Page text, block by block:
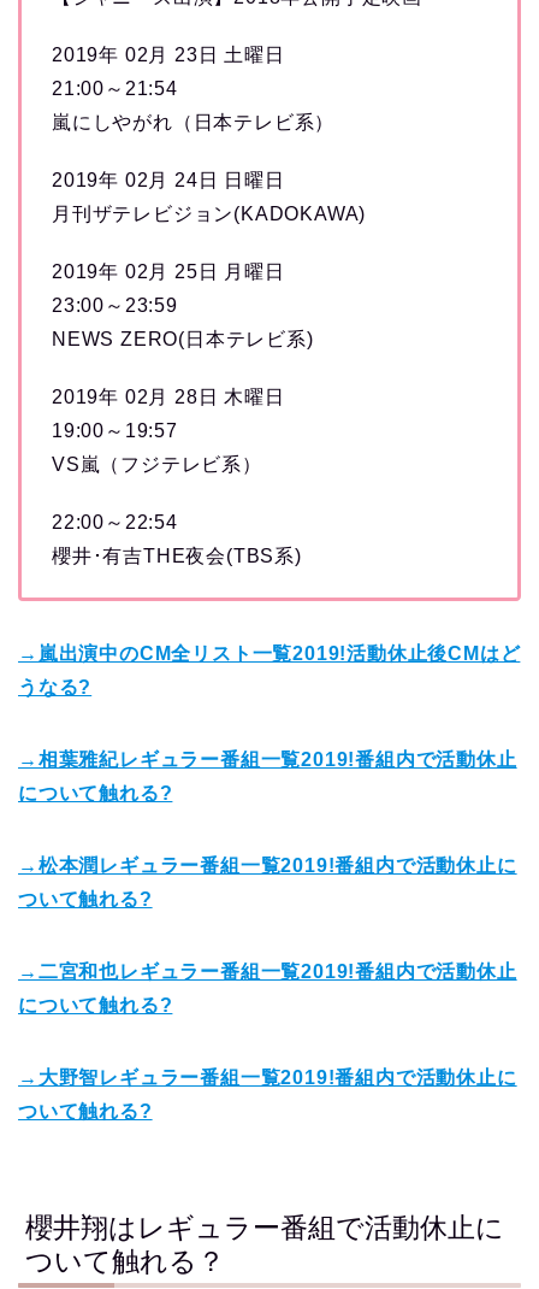
2019年 02月 23日 土曜日
21:00～21:54
嵐にしやがれ（日本テレビ系）
2019年 02月 24日 日曜日
月刊ザテレビジョン(KADOKAWA)
2019年 02月 25日 月曜日
23:00～23:59
NEWS ZERO(日本テレビ系)
2019年 02月 28日 木曜日
19:00～19:57
VS嵐（フジテレビ系）
22:00～22:54
櫻井･有吉THE夜会(TBS系)
→嵐出演中のCM全リスト一覧2019!活動休止後CMはど
うなる?
→相葉雅紀レギュラー番組一覧2019!番組内で活動休止
について触れる?
→松本潤レギュラー番組一覧2019!番組内で活動休止に
ついて触れる?
→二宮和也レギュラー番組一覧2019!番組内で活動休止
について触れる?
→大野智レギュラー番組一覧2019!番組内で活動休止に
ついて触れる?
櫻井翔はレギュラー番組で活動休止に
ついて触れる？